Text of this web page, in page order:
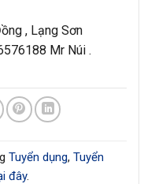
, Lạng Sơn
Mr Núi .
Tuyển dụng, Tuyển
đây.